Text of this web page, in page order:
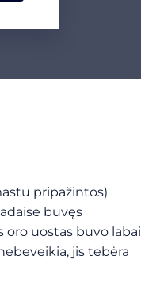
pripažintos)
buvęs
uostas buvo labai
jis tebėra